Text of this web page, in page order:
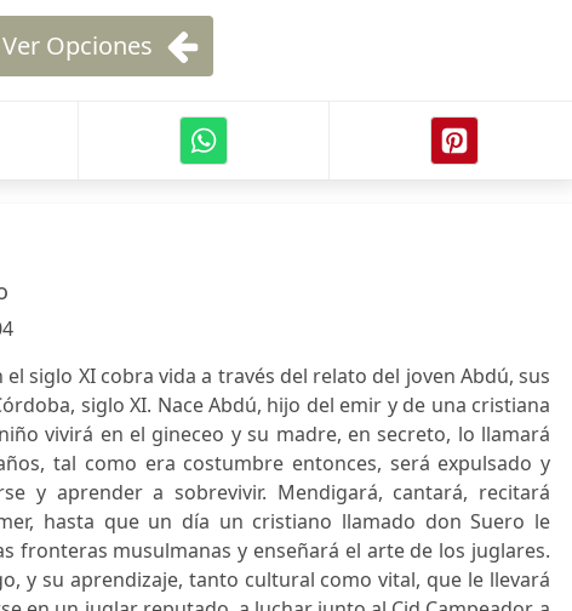
Ver Opciones
el siglo XI cobra vida a través del relato del joven Abdú, sus
siglo XI. Nace Abdú, hijo del emir y de una cristiana
vivirá en el gineceo y su madre, en secreto, lo llamará
tal como era costumbre entonces, será expulsado y
y aprender a sobrevivir. Mendigará, cantará, recitará
hasta que un día un cristiano llamado don Suero le
fronteras musulmanas y enseñará el arte de los juglares.
y su aprendizaje, tanto cultural como vital, que le llevará